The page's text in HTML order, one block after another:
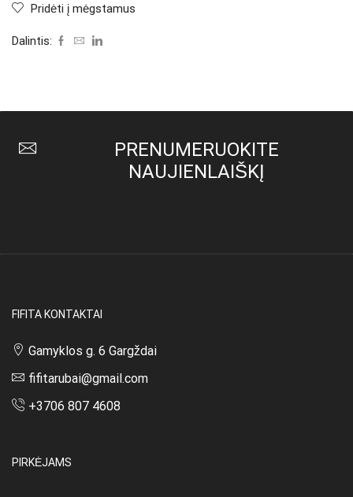
Pridėti į mėgstamus
Dalintis:
PRENUMERUOKITE
NAUJIENLAIŠKĮ
FIFITA KONTAKTAI
Gamyklos g. 6 Gargždai
fifitarubai@gmail.com
+3706 807 4608
PIRKĖJAMS